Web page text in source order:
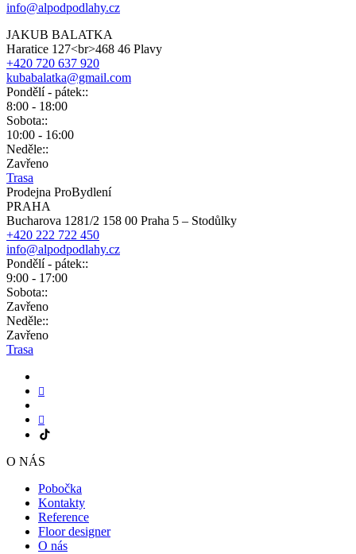
info@alpodpodlahy.cz
JAKUB BALATKA
Haratice 127<br>468 46 Plavy
+420 720 637 920
kubabalatka@gmail.com
Pondělí - pátek::
8:00 - 18:00
Sobota::
10:00 - 16:00
Neděle::
Zavřeno
Trasa
Prodejna ProBydlení
PRAHA
Bucharova 1281/2 158 00 Praha 5 – Stodůlky
+420 222 722 450
info@alpodpodlahy.cz
Pondělí - pátek::
9:00 - 17:00
Sobota::
Zavřeno
Neděle::
Zavřeno
Trasa
O NÁS
Pobočka
Kontakty
Reference
Floor designer
O nás